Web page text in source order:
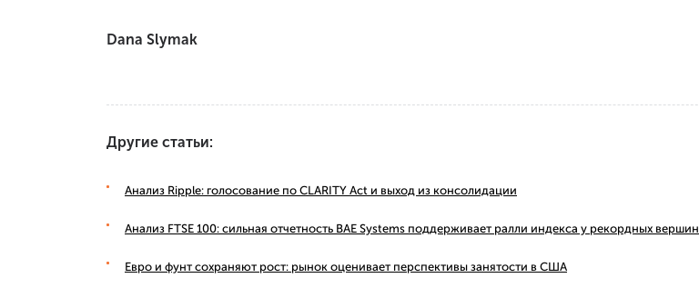
Dana Slymak
Другие статьи:
Анализ Ripple: голосование по CLARITY Act и выход из консолидации
Анализ FTSE 100: сильная отчетность BAE Systems поддерживает ралли индекса у рекордных вершин
Евро и фунт сохраняют рост: рынок оценивает перспективы занятости в США